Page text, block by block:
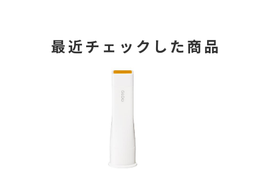
最近チェックした商品